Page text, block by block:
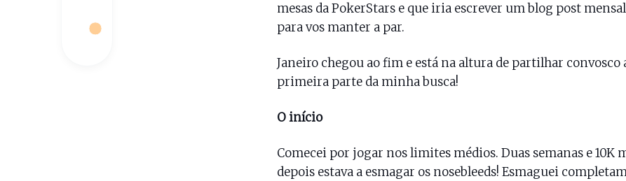
mesas da PokerStars e que iria escrever um blog post
para vos manter a par.
Janeiro chegou ao fim e está na altura de partilhar convosco
primeira parte da minha busca!
O início
Comecei por jogar nos limites médios. Duas semanas e 10K
depois estava a esmagar os nosebleeds! Esmaguei